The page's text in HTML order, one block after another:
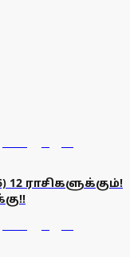
ராசிகளுக்கும்!